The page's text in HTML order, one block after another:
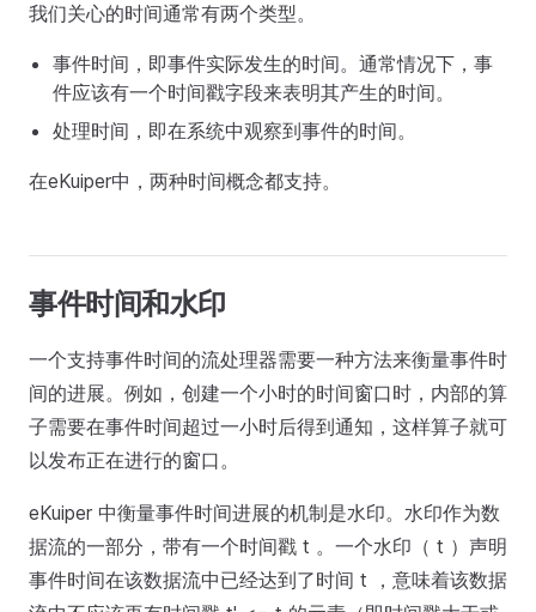
我们关心的时间通常有两个类型。
事件时间，即事件实际发生的时间。通常情况下，事
件应该有一个时间戳字段来表明其产生的时间。
处理时间，即在系统中观察到事件的时间。
在eKuiper中，两种时间概念都支持。
事件时间和水印
一个支持事件时间的流处理器需要一种方法来衡量事件时
间的进展。例如，创建一个小时的时间窗口时，内部的算
子需要在事件时间超过一小时后得到通知，这样算子就可
以发布正在进行的窗口。
eKuiper 中衡量事件时间进展的机制是水印。水印作为数
据流的一部分，带有一个时间戳 t 。一个水印（ t ）声明
事件时间在该数据流中已经达到了时间 t ，意味着该数据